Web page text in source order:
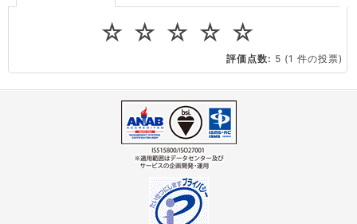
CPUやメモリをアップグレードしたい
☆
☆
☆
☆
☆
評価点数: 5 (1 件の投票)